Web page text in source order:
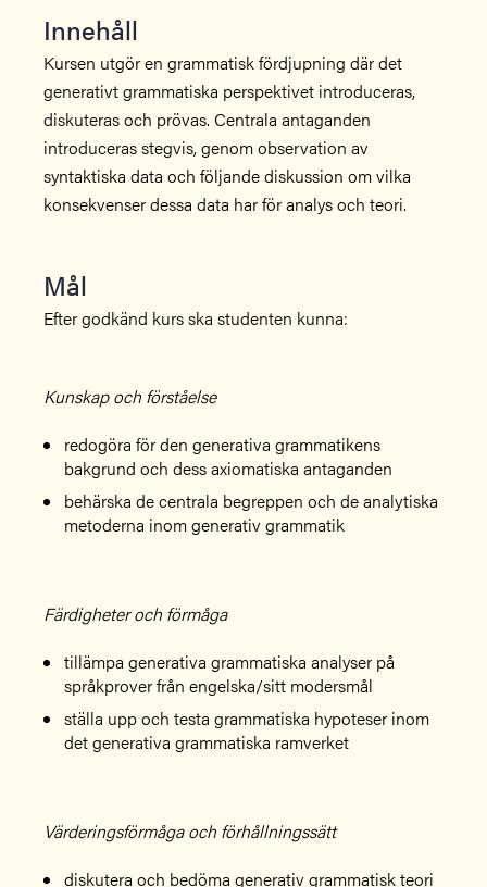
Innehåll
Kursen utgör en grammatisk fördjupning där det
generativt grammatiska perspektivet introduceras,
diskuteras och prövas. Centrala antaganden
introduceras stegvis, genom observation av
syntaktiska data och följande diskussion om vilka
konsekvenser dessa data har för analys och teori.
Mål
Efter godkänd kurs ska studenten kunna:
Kunskap och förståelse
redogöra för den generativa grammatikens
bakgrund och dess axiomatiska antaganden
behärska de centrala begreppen och de analytiska
metoderna inom generativ grammatik
Färdigheter och förmåga
tillämpa generativa grammatiska analyser på
språkprover från engelska/sitt modersmål
ställa upp och testa grammatiska hypoteser inom
det generativa grammatiska ramverket
Värderingsförmåga och förhållningssätt
diskutera och bedöma generativ grammatisk teori